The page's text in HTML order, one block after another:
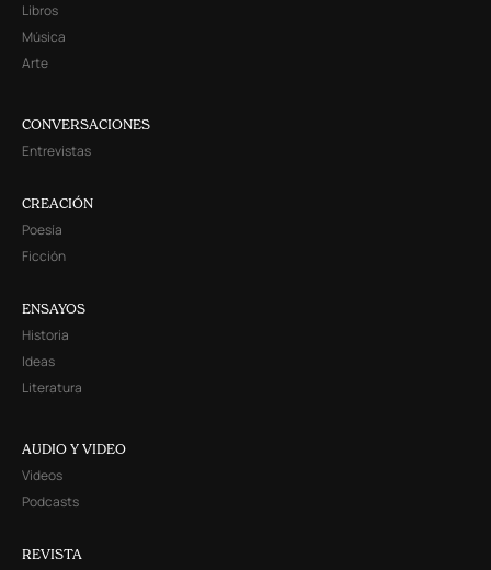
Libros
Música
Arte
CONVERSACIONES
Entrevistas
CREACIÓN
Poesía
Ficción
ENSAYOS
Historia
Ideas
Literatura
AUDIO Y VIDEO
Videos
Podcasts
REVISTA